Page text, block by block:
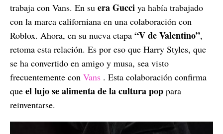
trabaja con Vans. En su era Gucci ya había trabajado
con la marca californiana en una colaboración con
Roblox. Ahora, en su nueva etapa “V de Valentino”,
retoma esta relación. Es por eso que Harry Styles, que
se ha convertido en amigo y musa, sea visto
frecuentemente con Vans . Esta colaboración confirma
que el lujo se alimenta de la cultura pop para
reinventarse.